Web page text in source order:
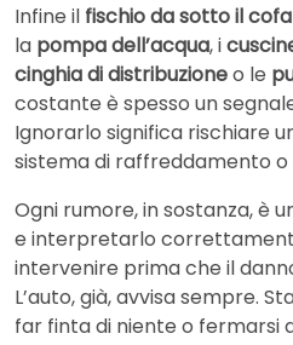
Infine il fischio da sotto il
la pompa dell’acqua, i
cinghia di distribuzioneo le
costante è spesso un
Ignorarlo significa rischiare
sistema di raffreddamento
Ogni rumore, in sostanza, è
e interpretarlo
intervenire prima che il
L’auto, già, avvisa sempre.
far finta di niente o fermarsi